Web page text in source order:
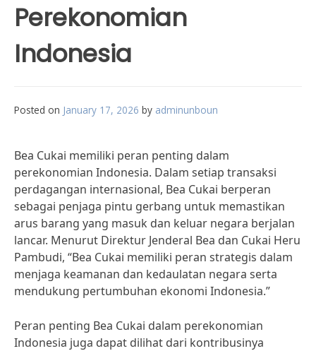
Perekonomian
Indonesia
Posted on January 17, 2026 by adminunboun
Bea Cukai memiliki peran penting dalam
perekonomian Indonesia. Dalam setiap transaksi
perdagangan internasional, Bea Cukai berperan
sebagai penjaga pintu gerbang untuk memastikan
arus barang yang masuk dan keluar negara berjalan
lancar. Menurut Direktur Jenderal Bea dan Cukai Heru
Pambudi, “Bea Cukai memiliki peran strategis dalam
menjaga keamanan dan kedaulatan negara serta
mendukung pertumbuhan ekonomi Indonesia.”
Peran penting Bea Cukai dalam perekonomian
Indonesia juga dapat dilihat dari kontribusinya